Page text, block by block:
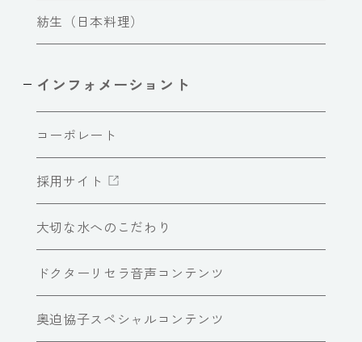
紡生（日本料理）
インフォメーショント
コーポレート
採用サイト
大切な水へのこだわり
ドクターリセラ音声コンテンツ
奥迫協子スペシャルコンテンツ